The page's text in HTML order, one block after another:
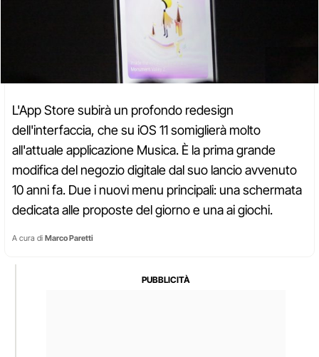
L'App Store subirà un profondo redesign
dell'interfaccia, che su iOS 11 somiglierà molto
all'attuale applicazione Musica. È la prima grande
modifica del negozio digitale dal suo lancio avvenuto
10 anni fa. Due i nuovi menu principali: una schermata
dedicata alle proposte del giorno e una ai giochi.
A cura di Marco Paretti